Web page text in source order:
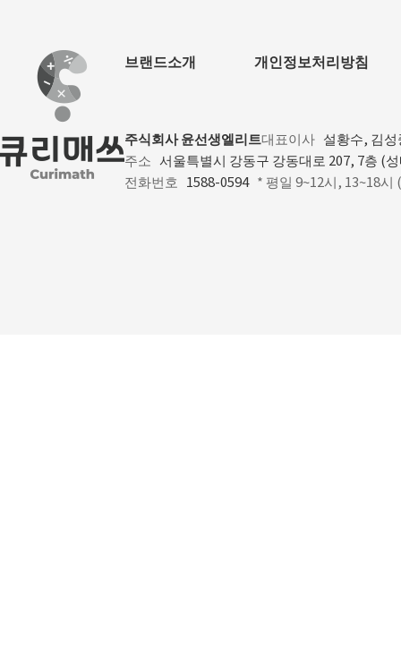
브랜드소개 개인정보처리방침
주식회사 윤선생엘리트대표이사 설황수, 김성
주소 서울특별시 강동구 강동대로 207, 7층 (
전화번호 1588-0594 * 평일 9~12시, 13~18